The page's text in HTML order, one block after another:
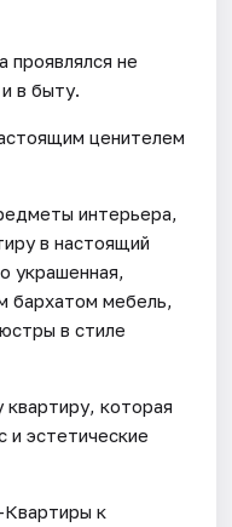
проявлялся не
в быту.
ценителем
интерьера,
в настоящий
украшенная,
бархатом мебель,
в стиле
которая
и эстетические
Квартиры к